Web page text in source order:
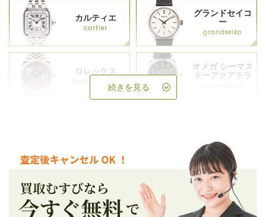
カルティエ
cartier
グランドセイコ
ー
grandseiko
ロレックス
backup_rolex
オメガ シーマス
ターアクアテラ
続きを見る